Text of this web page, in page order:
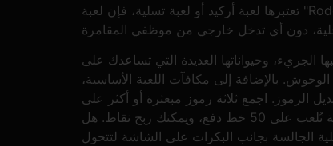
تعتبرها لعبة أركيد أو لعبة تسلية، فإن لعبة "Rodeo Stampede Mountains" تُقدم لك متعة اللعب والاكتشاف. تقدم لك "Casitsu" معلومات مستقلة وموثوقة حول
الجريء، وحيواناتها العديدة التي تساعدك على
الوحوش. بالإضافة إلى مكافآت اللعبة الأساسية،
الرموز. اجمع ثلاثة رموز مبعثرة أو أكثر على
البكرات واربح عمولة تصل إلى 5100 قطعة نقدية، بالإضافة إلى 18 دورة مجانية تُلعب على 50 خط دفع، ويمكنك ربح نقاط. هل
الجالسة بجانب البكرات على الشاشة لتتحول